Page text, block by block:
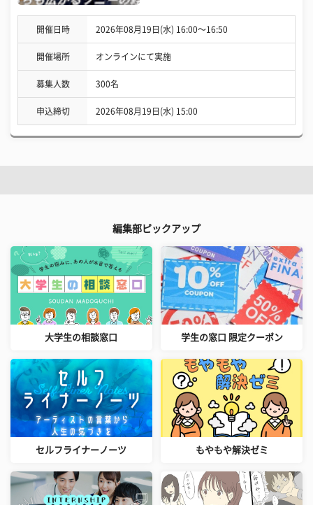
開催日時 2026年08月19日(水) 16:00〜16:50
開催場所 オンラインにて実施
募集人数 300名
申込締切 2026年08月19日(水) 15:00
編集部ピックアップ
大学生の相談窓口 学生の窓口 限定クーポン
セルフライナーノーツ もやもや解決ゼミ